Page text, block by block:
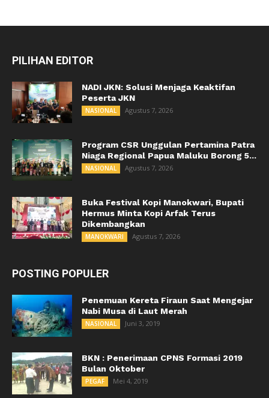
PILIHAN EDITOR
NADI JKN: Solusi Menjaga Keaktifan
Peserta JKN
NASIONAL Agustus 7, 2026
Program CSR Unggulan Pertamina Patra
Niaga Regional Papua Maluku Borong 5...
NASIONAL Agustus 7, 2026
Buka Festival Kopi Manokwari, Bupati
Hermus Minta Kopi Arfak Terus
Dikembangkan
MANOKWARI Agustus 7, 2026
POSTING POPULER
Penemuan Kereta Firaun Saat Mengejar
Nabi Musa di Laut Merah
NASIONAL Juni 3, 2019
BKN : Penerimaan CPNS Formasi 2019
Bulan Oktober
PEGAF Mei 4, 2019